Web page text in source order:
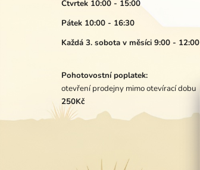
Čtvrtek 10:00 - 15:00
Pátek 10:00 - 16:30
Každá 3. sobota v měsíci 9:00 - 12:00
Pohotovostní poplatek:
otevření prodejny mimo otevírací dobu
250Kč